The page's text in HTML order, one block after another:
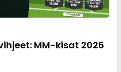
MM-kisat 2026